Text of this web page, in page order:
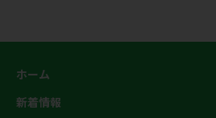
ホーム
新着情報